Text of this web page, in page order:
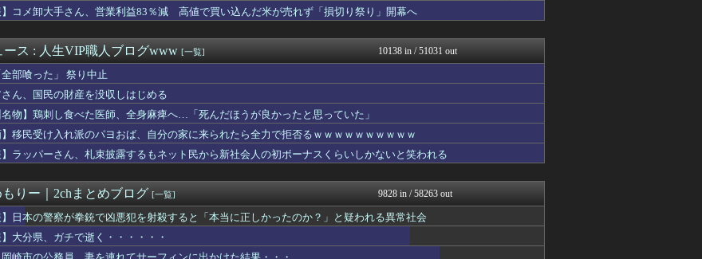
プのあの人気ポケモン、エッチなフィギュアになる
漫画まとめ速報
のはずだったのに…誰もが感じる「使いづらさ」がなくならない...
日本第一！ニュース録
んひなの大食い企画ｷﾀ━━━━━(ﾟ∀ﾟ)━━━━━━ !!!... AKB48タイムズ（AKB...
】コメ卸大手さん、営業利益83％減 高値で買い込んだ米が売れず「損切り祭り」開幕へ
ース : 人生VIP職人ブログwww [一覧] 10138 in / 51031 out
部喰った」 祭り中止
さん、国民の財産を没収しはじめる
名物】鶏刺し食べた医師、全身麻痺へ…「死んだほうが良かったと思っていた」
】移民受け入れ派のパヨおば、自分の家に来られたら全力で拒否るｗｗｗｗｗｗｗｗｗｗ
】ラッパーさん、札束披露するもネット民から新社会人の初ボーナスくらいしかないと笑われる
りー｜2chまとめブログ [一覧] 9828 in / 58263 out
】日本の警察が拳銃で凶悪犯を射殺すると「本当に正しかったのか？」と疑われる異常社会
】大分県、ガチで逝く・・・・・・